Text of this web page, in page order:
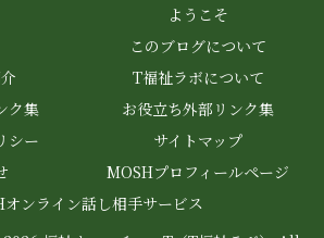
ようこそ
このブログについて
T福祉ラボについて
ク集
お役立ち外部リンク集
シー
サイトマップ
MOSHプロフィールページ
ンライン話し相手サービス